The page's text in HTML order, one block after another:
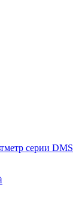
серии DMS